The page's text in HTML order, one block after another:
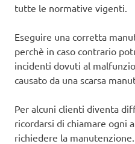
tutte le normative vigenti.
Eseguire una corretta
perchè in caso contrario
incidenti dovuti al
causato da una scarsa
Per alcuni clienti diventa
ricordarsi di chiamare ogni
richiedere la manutenzione.